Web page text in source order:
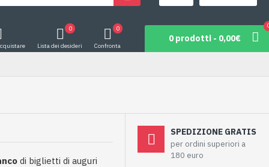
Lista dei desideri
0
Confronta
0
0 prodotti - 0,00€
di biglietti di auguri
SPEDIZIONE GRATIS
per ordini superiori a
180 euro